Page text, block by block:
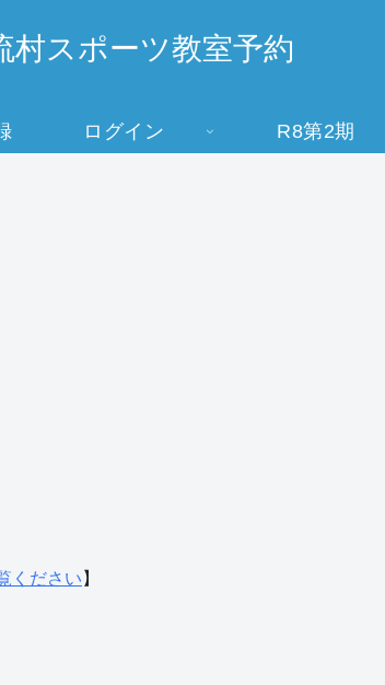
村スポーツ教室予約
ログイン R8第2期
ください 】